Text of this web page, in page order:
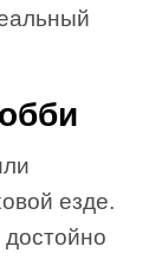
езде.